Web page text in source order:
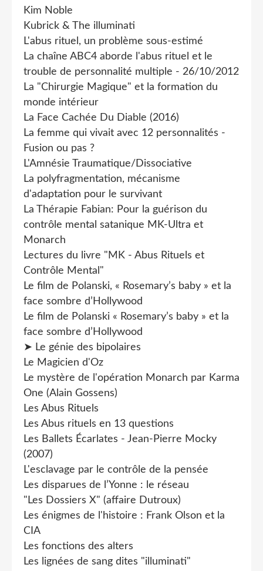
Kim Noble
Kubrick & The illuminati
L'abus rituel, un problème sous-estimé
La chaîne ABC4 aborde l'abus rituel et le
trouble de personnalité multiple - 26/10/2012
La "Chirurgie Magique" et la formation du
monde intérieur
La Face Cachée Du Diable (2016)
La femme qui vivait avec 12 personnalités -
Fusion ou pas ?
L'Amnésie Traumatique/Dissociative
La polyfragmentation, mécanisme
d'adaptation pour le survivant
La Thérapie Fabian: Pour la guérison du
contrôle mental satanique MK-Ultra et
Monarch
Lectures du livre "MK - Abus Rituels et
Contrôle Mental"
Le film de Polanski, « Rosemary’s baby » et la
face sombre d’Hollywood
Le film de Polanski « Rosemary’s baby » et la
face sombre d’Hollywood
➤ Le génie des bipolaires
Le Magicien d'Oz
Le mystère de l'opération Monarch par Karma
One (Alain Gossens)
Les Abus Rituels
Les Abus rituels en 13 questions
Les Ballets Écarlates - Jean-Pierre Mocky
(2007)
L'esclavage par le contrôle de la pensée
Les disparues de l’Yonne : le réseau
"Les Dossiers X" (affaire Dutroux)
Les énigmes de l'histoire : Frank Olson et la
CIA
Les fonctions des alters
Les lignées de sang dites "illuminati"